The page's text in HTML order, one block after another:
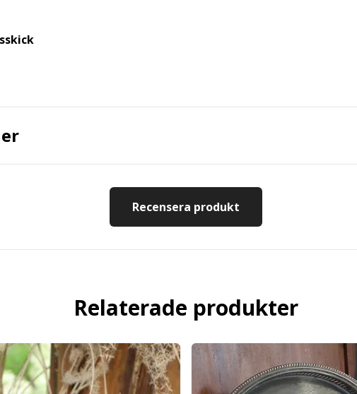
Recensera produkt
Relaterade produkter